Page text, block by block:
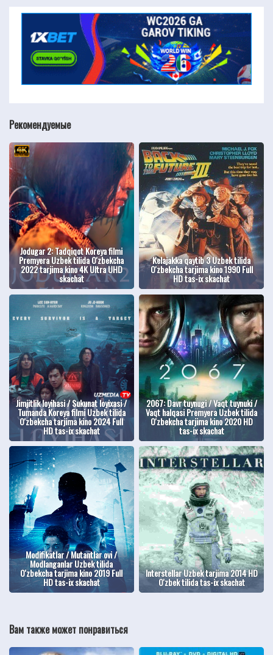
Рекомендуемые
Jodugar 2: Tadqiqot Koreya filmi
Premyera Uzbek tilida O'zbekcha
2022 tarjima kino 4K Ultra UHD
skachat
Kelajakka qaytib 3 Uzbek tilida
O'zbekcha tarjima kino 1990 Full
HD tas-ix skachat
Jimjitlik loyihasi / Sukunat loyixasi /
Tumanda Koreya filmi Uzbek tilida
O'zbekcha tarjima kino 2024 Full
HD tas-ix skachat
2067: Davr tuynugi / Vaqt tuynuki /
Vaqt halqasi Premyera Uzbek tilida
O'zbekcha tarjima kino 2020 HD
tas-ix skachat
Modifikatlar / Mutantlar ovi /
Modlanganlar Uzbek tilida
O'zbekcha tarjima kino 2019 Full
HD tas-ix skachat
Interstellar Uzbek tarjima 2014 HD
O'zbek tilida tas-ix skachat
Вам также может понравиться